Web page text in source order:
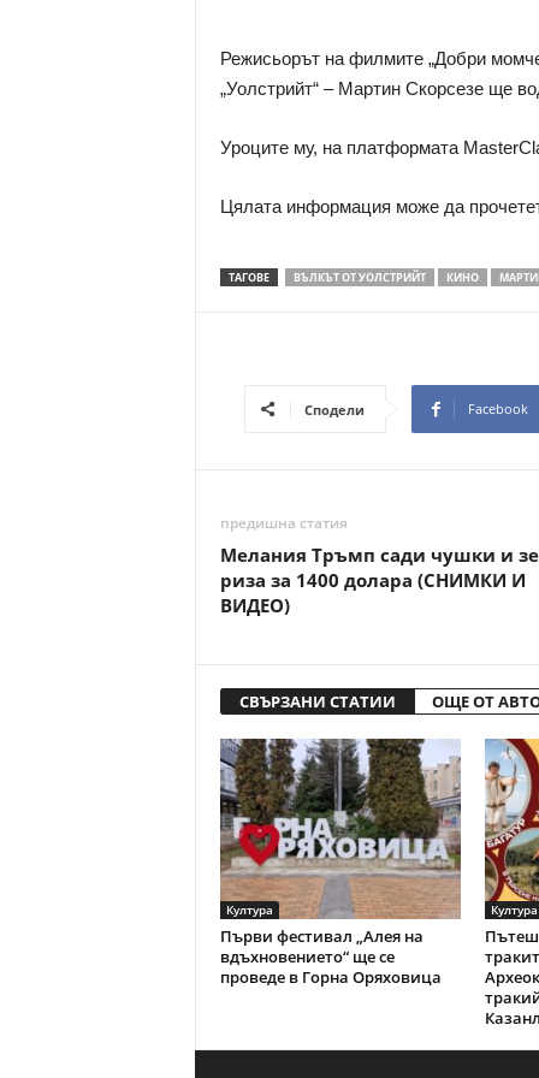
Режисьорът на филмите „Добри
„Уолстрийт“ – Мартин Скорсезе ще
Уроците му, на платформата
Цялата информация може да
ТАГОВЕ ВЪЛКЪТ ОТ УОЛСТРИЙТ КИНО
Сподели Facebook
предишна статия
Мелания Тръмп сади чушки и
риза за 1400 долара (СНИМКИ И
ВИДЕО)
СВЪРЗАНИ СТАТИИ ОЩЕ ОТ
Култура
Първи фестивал „Алея на
вдъхновението“ ще се
проведе в Горна Оряховица
Култура